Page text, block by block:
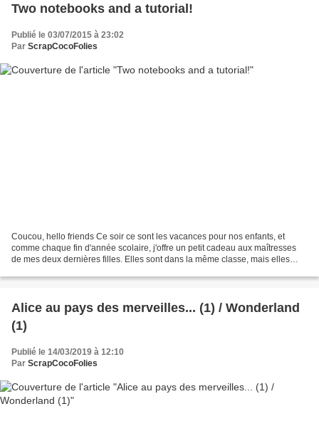
Two notebooks and a tutorial!
Publié le 03/07/2015 à 23:02
Par ScrapCocoFolies
Coucou, hello friends Ce soir ce sont les vacances pour nos enfants, et
comme chaque fin d'année scolaire, j'offre un petit cadeau aux maîtresses
de mes deux dernières filles. Elles sont dans la même classe, mais elles
Alice au pays des merveilles... (1) / Wonderland
(1)
Publié le 14/03/2019 à 12:10
Par ScrapCocoFolies